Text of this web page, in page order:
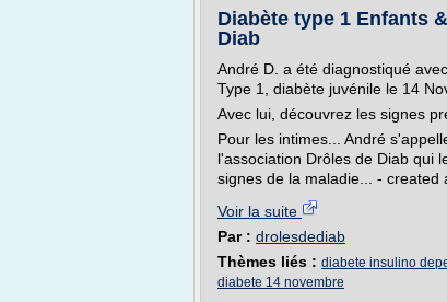
Diabète type 1 Enfants
Diab
André D. a été diagnostiqué
Type 1, diabète juvénile le 14
Avec lui, découvrez les signes
Pour les intimes... André
l'association Drôles de Diab qui
signes de la maladie... - created
Voir la suite
Par : drolesdediab
Thèmes liés : diabete insulino
diabete 14 novembre